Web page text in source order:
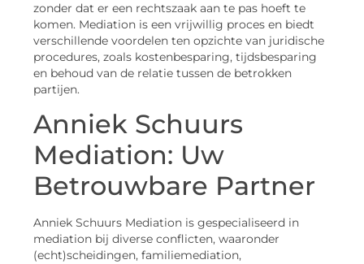
zonder dat er een rechtszaak aan te pas hoeft te
komen. Mediation is een vrijwillig proces en biedt
verschillende voordelen ten opzichte van juridische
procedures, zoals kostenbesparing, tijdsbesparing
en behoud van de relatie tussen de betrokken
partijen.
Anniek Schuurs
Mediation: Uw
Betrouwbare Partner
Anniek Schuurs Mediation is gespecialiseerd in
mediation bij diverse conflicten, waaronder
(echt)scheidingen, familiemediation,